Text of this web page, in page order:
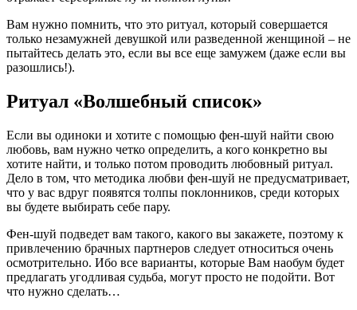
Вам нужно помнить, что это ритуал, который совершается
только незамужней девушкой или разведенной женщиной – не
пытайтесь делать это, если вы все еще замужем (даже если вы
разошлись!).
Ритуал «Волшебный список»
Если вы одиноки и хотите с помощью фен-шуй найти свою
любовь, вам нужно четко определить, а кого конкретно вы
хотите найти, и только потом проводить любовный ритуал.
Дело в том, что методика любви фен-шуй не предусматривает,
что у вас вдруг появятся толпы поклонников, среди которых
вы будете выбирать себе пару.
Фен-шуй подведет вам такого, какого вы закажете, поэтому к
привлечению брачных партнеров следует относиться очень
осмотрительно. Ибо все варианты, которые Вам наобум будет
предлагать угодливая судьба, могут просто не подойти. Вот
что нужно сделать…